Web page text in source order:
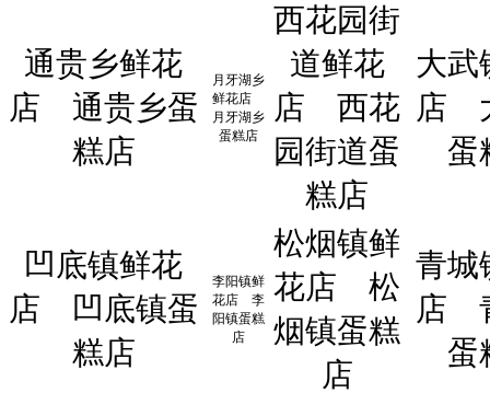
通贵乡鲜花
店
通贵乡蛋
糕店
月牙湖乡
鲜花店
月牙湖乡
蛋糕店
西花园街
道鲜花
店
西花
园街道蛋
糕店
大武
店
蛋
凹底镇鲜花
店
凹底镇蛋
糕店
李阳镇鲜
花店
李
阳镇蛋糕
店
松烟镇鲜
花店
松
烟镇蛋糕
店
青城
店
蛋